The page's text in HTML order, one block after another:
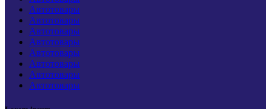
Автотовары
Автотовары
Автотовары
Автотовары
Автотовары
Автотовары
Автотовары
Автотовары